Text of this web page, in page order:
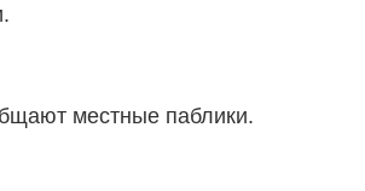
местные паблики.